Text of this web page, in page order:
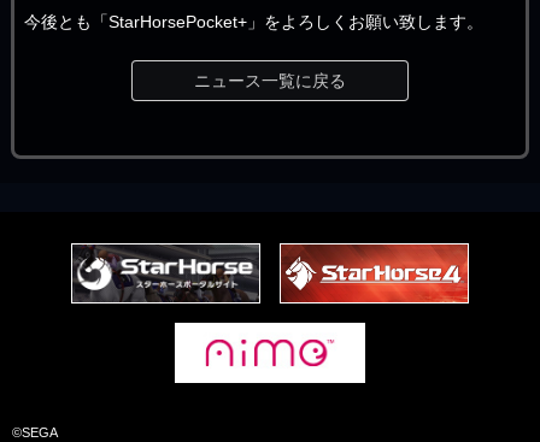
今後とも「StarHorsePocket+」をよろしくお願い致します。
ニュース一覧に戻る
©SEGA